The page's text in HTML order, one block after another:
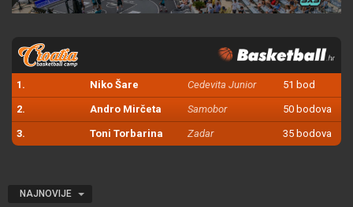
1. Niko Šare Cedevita Junior 51 bod
2. Andro Mirčeta Samobor 50 bodova
3. Toni Torbarina Zadar 35 bodova
NAJNOVIJE